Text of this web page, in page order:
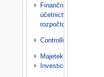
Finanční
účetnictví
rozpočtové
Controlling
Majetek
Investice